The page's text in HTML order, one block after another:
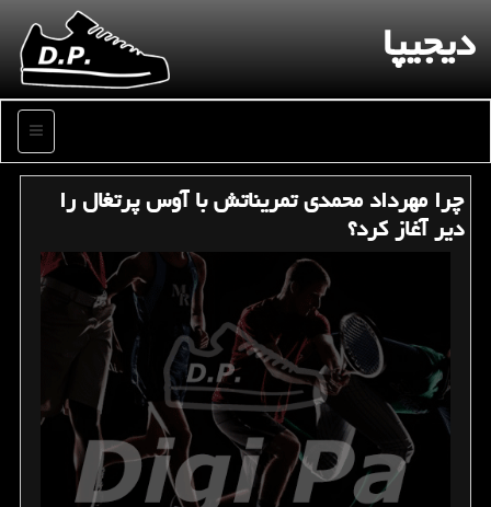
دیجیپا
منو
چرا مهرداد محمدی تمریناتش با آوس پرتغال را
دیر آغاز كرد؟